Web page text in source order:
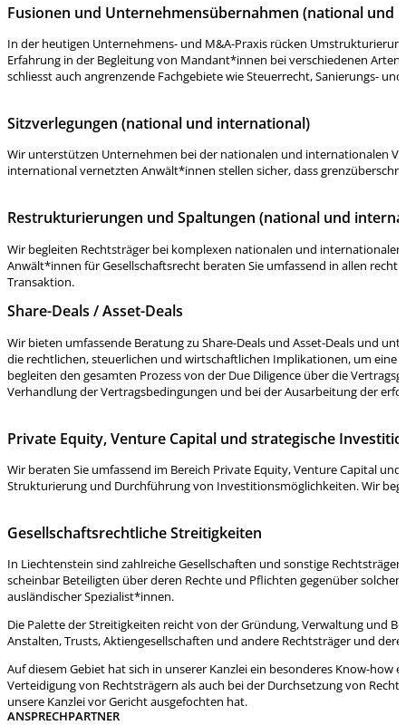
Fusionen und Unternehmensübernahmen (national und
In der heutigen Unternehmens- und M&A-Praxis rücken
Erfahrung in der Begleitung von Mandant*innen bei verschiedenen
schliesst auch angrenzende Fachgebiete wie Steuerrecht, Sanierungs-
Sitzverlegungen (national und international)
Wir unterstützen Unternehmen bei der nationalen und internationalen
international vernetzten Anwält*innen stellen sicher, dass
Restrukturierungen und Spaltungen (national und
Wir begleiten Rechtsträger bei komplexen nationalen und
Anwält*innen für Gesellschaftsrecht beraten Sie umfassend in allen
Transaktion.
Share-Deals / Asset-Deals
Wir bieten umfassende Beratung zu Share-Deals und Asset-Deals und
die rechtlichen, steuerlichen und wirtschaftlichen Implikationen, um eine
begleiten den gesamten Prozess von der Due Diligence über die
Verhandlung der Vertragsbedingungen und bei der Ausarbeitung der
Private Equity, Venture Capital und strategische
Wir beraten Sie umfassend im Bereich Private Equity, Venture Capital
Strukturierung und Durchführung von Investitionsmöglichkeiten. Wir
Gesellschaftsrechtliche Streitigkeiten
In Liechtenstein sind zahlreiche Gesellschaften und sonstige
scheinbar Beteiligten über deren Rechte und Pflichten gegenüber
ausländischer Spezialist*innen.
Die Palette der Streitigkeiten reicht von der Gründung, Verwaltung und
Anstalten, Trusts, Aktiengesellschaften und andere Rechtsträger und
Auf diesem Gebiet hat sich in unserer Kanzlei ein besonderes Know-
Verteidigung von Rechtsträgern als auch bei der Durchsetzung von
unsere Kanzlei vor Gericht ausgefochten hat.
ANSPRECHPARTNER